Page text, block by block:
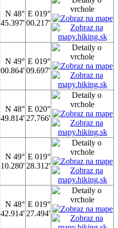
N 48°
45.397'
E 019°
00.217'
N 49°
00.864'
E 019°
09.697'
N 48°
49.814'
E 020°
27.766'
N 49°
10.280'
E 019°
28.312'
N 48°
42.914'
E 019°
27.494'